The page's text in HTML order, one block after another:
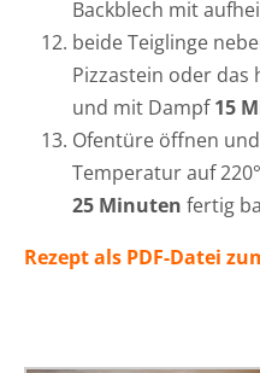
Backblech mit
beide Teiglinge
Pizzastein oder das
und mit Dampf15
Ofentüre öffnen
Temperatur auf
25 Minuten fertig
Rezept als PDF-Datei